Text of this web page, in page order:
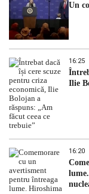
Un
16:25
Ilie
16:20